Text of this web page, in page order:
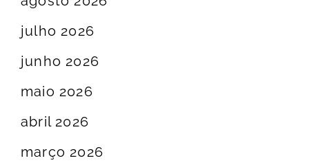
julho 2026
junho 2026
maio 2026
abril 2026
março 2026